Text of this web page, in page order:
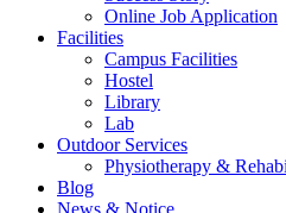
Online Job Application
Facilities
Campus Facilities
Hostel
Library
Lab
Outdoor Services
Physiotherapy &
Blog